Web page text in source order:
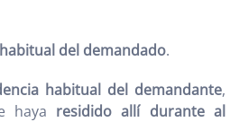
del demandado.
habitual del demandante,
haya residido allí durante al